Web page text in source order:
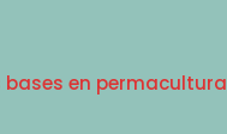
bases en permacultura